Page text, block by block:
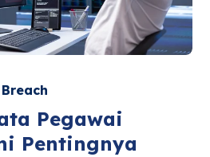
Pegawai
Pentingnya